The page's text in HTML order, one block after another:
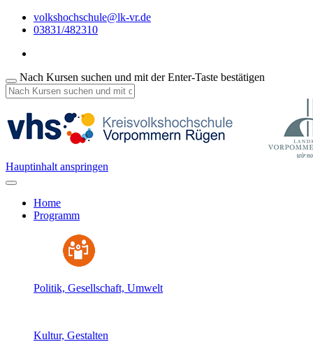
volkshochschule@lk-vr.de
03831/482310
Nach Kursen suchen und mit der Enter-Taste bestätigen
Hauptinhalt anspringen
Home
Programm
Politik, Gesellschaft, Umwelt
Kultur, Gestalten